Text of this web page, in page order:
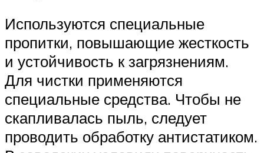
Используются специальные
пропитки, повышающие жесткость
и устойчивость к загрязнениям.
Для чистки применяются
специальные средства. Чтобы не
скапливалась пыль, следует
проводить обработку антистатиком.